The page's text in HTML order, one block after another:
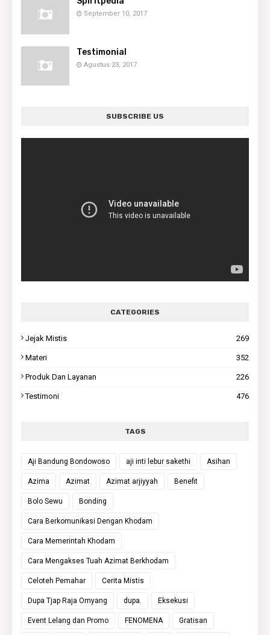
September 10, 2017
Testimonial
Agustus 23, 2017
SUBSCRIBE US
CATEGORIES
Jejak Mistis 269
Materi 352
Produk Dan Layanan 226
Testimoni 476
TAGS
Aji Bandung Bondowoso aji inti lebur sakethi Asihan
Azima Azimat Azimat arjiyyah Benefit
Bolo Sewu Bonding
Cara Berkomunikasi Dengan Khodam
Cara Memerintah Khodam
Cara Mengakses Tuah Azimat Berkhodam
Celoteh Pemahar Cerita Mistis
Dupa Tjap Raja Omyang dupa. Eksekusi
Event Lelang dan Promo FENOMENA Gratisan